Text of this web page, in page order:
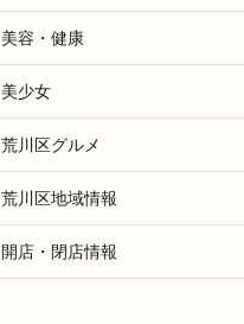
美容・健康
美少女
荒川区グルメ
荒川区地域情報
開店・閉店情報